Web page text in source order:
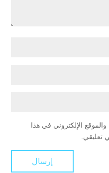
الإلكتروني في هذا
تعليقي.